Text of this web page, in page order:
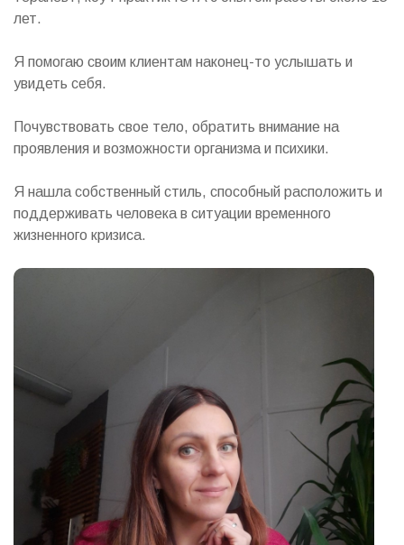
лет.
Я помогаю своим клиентам наконец-то услышать и
увидеть себя.
Почувствовать свое тело, обратить внимание на
проявления и возможности организма и психики.
Я нашла собственный стиль, способный расположить и
поддерживать человека в ситуации временного
жизненного кризиса.